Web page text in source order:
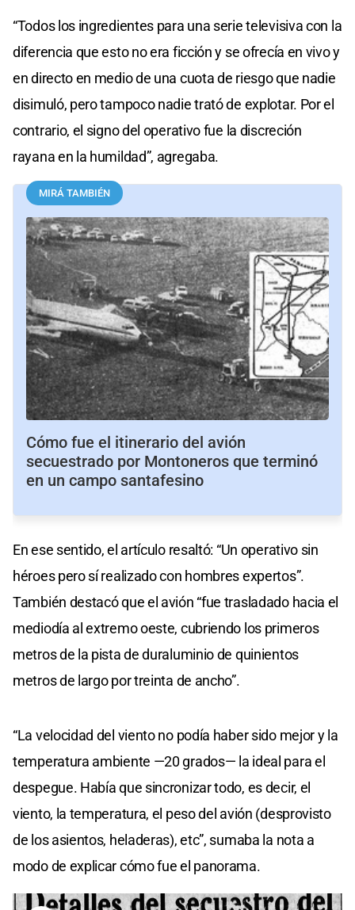
“Todos los ingredientes para una serie televisiva con la
diferencia que esto no era ficción y se ofrecía en vivo y
en directo en medio de una cuota de riesgo que nadie
disimuló, pero tampoco nadie trató de explotar. Por el
contrario, el signo del operativo fue la discreción
rayana en la humildad”, agregaba.
MIRÁ TAMBIÉN
Cómo fue el itinerario del avión
secuestrado por Montoneros que terminó
en un campo santafesino
En ese sentido, el artículo resaltó: “Un operativo sin
héroes pero sí realizado con hombres expertos”.
También destacó que el avión “fue trasladado hacia el
mediodía al extremo oeste, cubriendo los primeros
metros de la pista de duraluminio de quinientos
metros de largo por treinta de ancho”.
“La velocidad del viento no podía haber sido mejor y la
temperatura ambiente —20 grados— la ideal para el
despegue. Había que sincronizar todo, es decir, el
viento, la temperatura, el peso del avión (desprovisto
de los asientos, heladeras), etc”, sumaba la nota a
modo de explicar cómo fue el panorama.